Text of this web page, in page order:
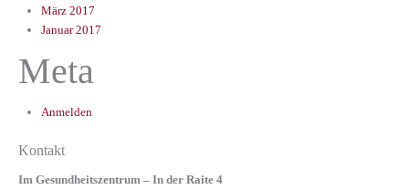
März 2017
Januar 2017
Meta
Anmelden
Kontakt
Im Gesundheitszentrum – In der Raite 4